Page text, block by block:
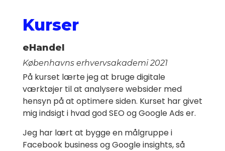
Kurser
eHandel
Københavns erhvervsakademi2021
På kurset lærte jeg at bruge digitale
værktøjer til at analysere websider med
hensyn på at optimere siden. Kurset har givet
mig indsigt i hvad god SEO og Google Ads er.
Jeg har lært at bygge en målgruppe i
Facebook business og Google insights, så